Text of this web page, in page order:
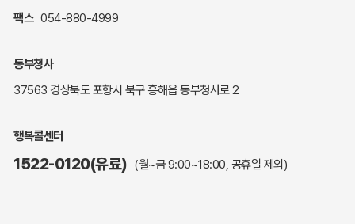
복지신문고
세입세출예산서
업무추진비 공개
주민참여예산제도
팩스 054-880-4999
동부청사
37563 경상북도 포항시 북구 흥해읍 동부청사로 2
행복콜센터
1522-0120(유료) (월~금 9:00~18:00, 공휴일 제외)